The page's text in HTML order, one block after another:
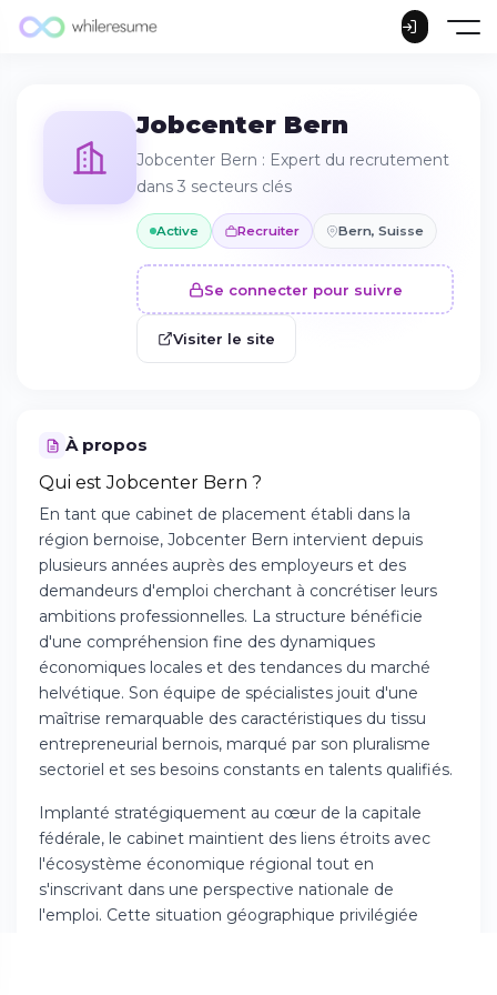
Jobcenter Bern
Jobcenter Bern : Expert du recrutement
dans 3 secteurs clés
Active Recruiter Bern, Suisse
Se connecter pour suivre
Visiter le site
À propos
Qui est Jobcenter Bern ?
En tant que cabinet de placement établi dans la
région bernoise, Jobcenter Bern intervient depuis
plusieurs années auprès des employeurs et des
demandeurs d'emploi cherchant à concrétiser leurs
ambitions professionnelles. La structure bénéficie
d'une compréhension fine des dynamiques
économiques locales et des tendances du marché
helvétique. Son équipe de spécialistes jouit d'une
maîtrise remarquable des caractéristiques du tissu
entrepreneurial bernois, marqué par son pluralisme
sectoriel et ses besoins constants en talents qualifiés.
Implanté stratégiquement au cœur de la capitale
fédérale, le cabinet maintient des liens étroits avec
l'écosystème économique régional tout en
s'inscrivant dans une perspective nationale de
l'emploi. Cette situation géographique privilégiée